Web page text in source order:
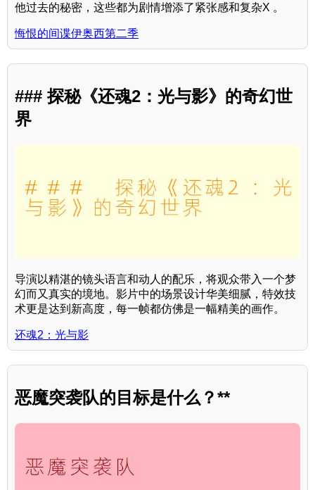
他过去的秘密，这些都为剧情增添了紧张感和复杂X 。
悔恨的间谍伊奥西第二季
### 探秘《还魂2：光与影》的奇幻世
界
导演以精湛的镜头语言和动人的配乐，将观众带入一个梦
幻而又真实的境地。影片中的场景设计华美细腻，特效技
术更是达到新高度，每一帧都仿佛是一幅精美的画作。
还魂2：光与影
恶魔突袭队的目标是什么？**